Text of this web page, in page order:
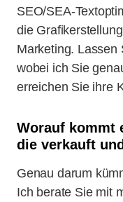
SEO/SEA-
die
Marketing. Lassen
wobei ich Sie
erreichen Sie ihre
Worauf kommt
die verkauft
Genau darum
Ich berate Sie mit